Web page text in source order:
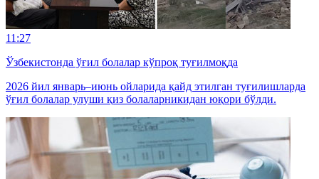
11:27
Ўзбекистонда ўғил болалар кўпроқ туғилмоқда
2026 йил январь–июнь ойларида қайд этилган туғилишларда
ўғил болалар улуши қиз болаларникидан юқори бўлди.